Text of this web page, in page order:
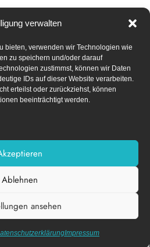
verwalten
bieten, verwenden wir Technologien wie
zu speichern und/oder darauf
zustimmst, können wir Daten
IDs auf dieser Website verarbeiten.
erteilst oder zurückziehst, können
beeinträchtigt werden.
Ablehnen
ansehen
Impressum
vonNico Schmidt
funktionale Cookies.
X
Datenschutzerklärung